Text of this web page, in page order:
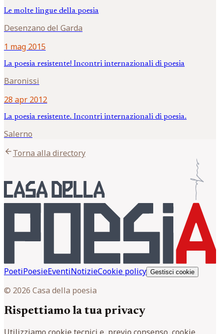
Le molte lingue della poesia
Desenzano del Garda
1 mag 2015
La poesia resistente! Incontri internazionali di poesia
Baronissi
28 apr 2012
La poesia resistente. Incontri internazionali di poesia.
Salerno
arrow_backTorna alla directory
PoetiPoesieEventiNotizieCookie policy Gestisci cookie
© 2026 Casa della poesia
Rispettiamo la tua privacy